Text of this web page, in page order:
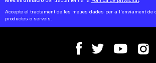
Accepte el tractament de les meues dades per a l'enviament de
productes o serveis.